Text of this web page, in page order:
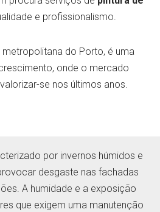
e profissionalismo.
metropolitana do Porto, é uma
onde o mercado
se nos últimos anos.
por invernos húmidos e
desgaste nas fachadas
A humidade e a exposição
que exigem uma manutenção